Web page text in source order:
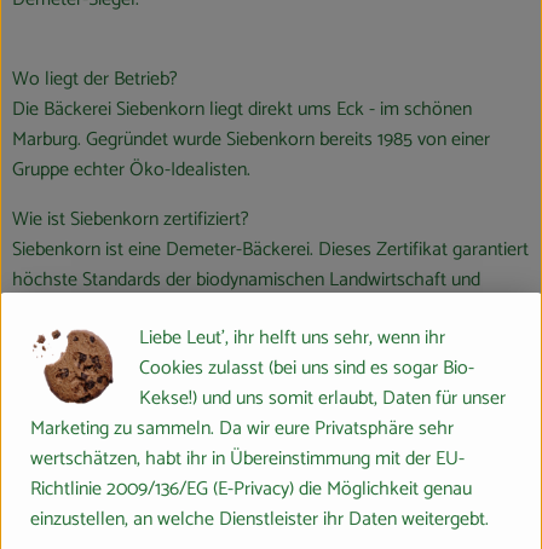
Wo liegt der Betrieb?
Die Bäckerei Siebenkorn liegt direkt ums Eck - im schönen
Marburg. Gegründet wurde Siebenkorn bereits 1985 von einer
Gruppe echter Öko-Idealisten.
Wie ist Siebenkorn zertifiziert?
Siebenkorn ist eine Demeter-Bäckerei. Dieses Zertifikat garantiert
höchste Standards der biodynamischen Landwirtschaft und
Was ist an der Arbeit von Siebenkorn besonders nachhaltig und
ökologisch?
Verwendung alter Getreidesorten: Siebenkorn verwendet gerne
alte Getreidesorten wie Dinkel, Emmer, Einkorn und
Lichtkornroggen. Diese sind genügsam im Anbau, schonen den
Boden und sind ideal für Allergiker:innen.
Liebe Leut', ihr helft uns sehr, wenn ihr
Cookies zulasst (bei uns sind es sogar Bio-
Kekse!) und uns somit erlaubt, Daten für unser
Marketing zu sammeln. Da wir eure Privatsphäre sehr
wertschätzen, habt ihr in Übereinstimmung mit der EU-
Richtlinie 2009/136/EG (E-Privacy) die Möglichkeit genau
einzustellen, an welche Dienstleister ihr Daten weitergebt.